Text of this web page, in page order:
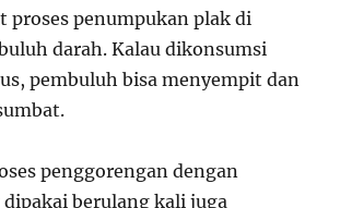
proses penumpukan plak di
darah. Kalau dikonsumsi
pembuluh bisa menyempit dan
penggorengan dengan
berulang kali juga